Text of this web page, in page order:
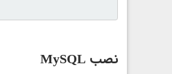
نصب MySQL